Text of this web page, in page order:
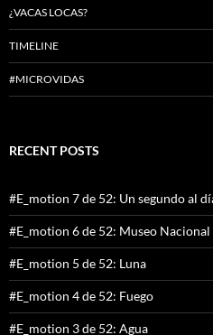
¿VACAS LOCAS?
TIMELINE
#MICROVIDAS
RECENT POSTS
#E_motion 7 de 52: Un segundo al
#E_motion 6 de 52: Museo Nacional
#E_motion 5 de 52: Luna
#E_motion 4 de 52: Fuego
#E_motion 3 de 52: Agua